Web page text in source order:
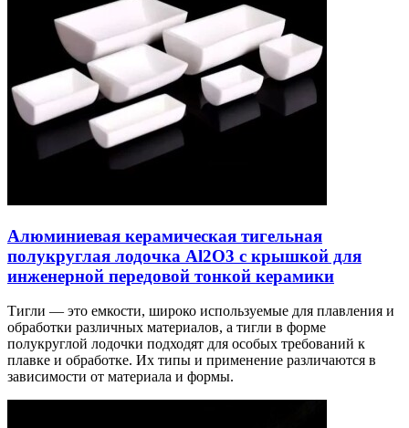
Алюминиевая керамическая тигельная
полукруглая лодочка Al2O3 с крышкой для
инженерной передовой тонкой керамики
Тигли — это емкости, широко используемые для плавления и
обработки различных материалов, а тигли в форме
полукруглой лодочки подходят для особых требований к
плавке и обработке. Их типы и применение различаются в
зависимости от материала и формы.